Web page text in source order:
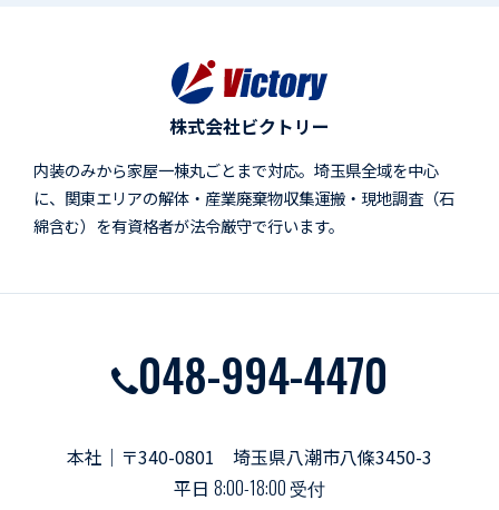
株式会社ビクトリー
内装のみから家屋一棟丸ごとまで対応。埼玉県全域を中心
に、関東エリアの解体・産業廃棄物収集運搬・現地調査（石
綿含む）を有資格者が法令厳守で行います。
048-994-4470
本社｜〒340-0801 埼玉県八潮市八條3450-3
平日 8:00-18:00 受付